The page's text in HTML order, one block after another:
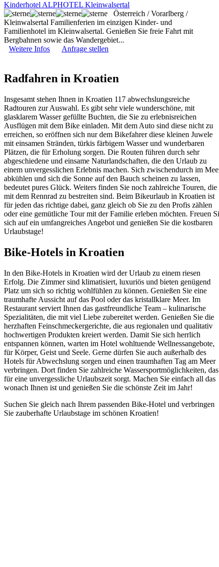
Kinderhotel ALPHOTEL Kleinwalsertal
Österreich / Vorarlberg /
Kleinwalsertal Familienferien im einzigen Kinder- und
Familienhotel im Kleinwalsertal. Genießen Sie freie Fahrt mit
Bergbahnen sowie das Wandergebiet...
Weitere Infos
Anfrage stellen
Radfahren in Kroatien
Insgesamt stehen Ihnen in Kroatien 117 abwechslungsreiche
Radtouren zur Auswahl. Es gibt sehr viele wunderschöne, mit
glasklarem Wasser gefüllte Buchten, die Sie zu erlebnisreichen
Ausflügen mit dem Bike einladen. Mit dem Auto sind diese nicht zu
erreichen, so eröffnen sich nur dem Bikefahrer diese kleinen Juwele
mit einsamen Stränden, türkis färbigem Wasser und wunderbaren
Plätzen, die für Erholung sorgen. Die Routen führen durch sehr
abgeschiedene und einsame Naturlandschaften, die den Urlaub zu
einem unvergesslichen Erlebnis machen. Sich zwischendurch im
abkühlen und sich die Sonne auf den Bauch scheinen zu lassen,
bedeutet pures Glück. Weiters finden Sie noch zahlreiche Touren, die
mit dem Rennrad zu bestreiten sind. Beim Bikeurlaub in Kroatien ist
für jeden das richtige dabei, ganz gleich ob Sie zu den Profis zählen
oder eine gemütliche Tour mit der Familie erleben möchten. Freuen
sich auf ein umfangreiches Angebot und genießen Sie die kostbaren
Urlaubstage!
Bike-Hotels in Kroatien
In den Bike-Hotels in Kroatien wird der Urlaub zu einem riesen
Erfolg. Die Zimmer sind klimatisiert, luxuriös und bieten genügend
Platz um sich so richtig wohlfühlen zu können. Genießen Sie eine
traumhafte Aussicht auf das Pool oder das kristallklare Meer. Im
Restaurant serviert Ihnen das gastfreundliche Team – kulinarische
Spezialitäten, die mit viel Liebe zubereitet werden. Genießen Sie die
herzhaften Feinschmeckergerichte, die aus regionalen und qualitativ
hochwertigen Produkten kreiert werden. Damit Sie sich herrlich
entspannen können, warten im Hotel wohltuende Wellnessangebote,
für Körper, Geist und Seele. Gerne dürfen Sie auch außerhalb des
Hotels für Abwechslung sorgen und einen traumhaften Tag am Meer
verbringen. Dort finden Sie zahlreiche Wassersportmöglichkeiten, das
für eine unvergessliche Urlaubszeit sorgt. Machen Sie einfach all das
wonach Ihnen ist und genießen Sie die schönste Zeit im Jahr!
Suchen Sie gleich nach Ihrem passenden Bike-Hotel und verbringen
Sie zauberhafte Urlaubstage im schönen Kroatien!